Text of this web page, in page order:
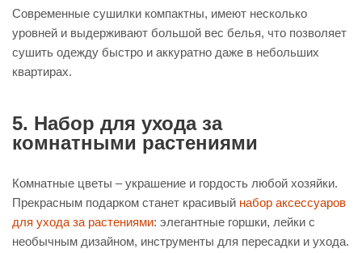
Современные сушилки компактны, имеют несколько
уровней и выдерживают большой вес белья, что позволяет
сушить одежду быстро и аккуратно даже в небольших
квартирах.
5. Набор для ухода за
комнатными растениями
Комнатные цветы – украшение и гордость любой хозяйки.
Прекрасным подарком станет красивый набор аксессуаров
для ухода за растениями: элегантные горшки, лейки с
необычным дизайном, инструменты для пересадки и ухода.